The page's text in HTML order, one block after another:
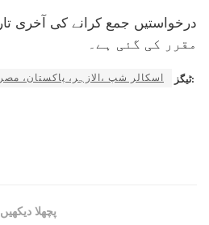
مقرر کی گئی ہے۔
ٹیگز: اسکالر شپ ،الازہر، پاکستان، مصر
پچھلا دیکھیں